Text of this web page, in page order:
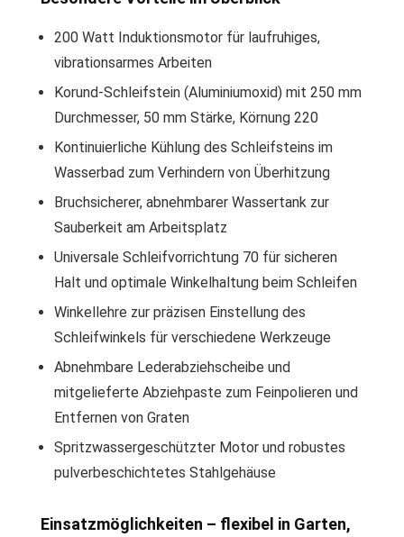
200 Watt Induktionsmotor für laufruhiges,
vibrationsarmes Arbeiten
Korund-Schleifstein (Aluminiumoxid) mit 250 mm
Durchmesser, 50 mm Stärke, Körnung 220
Kontinuierliche Kühlung des Schleifsteins im
Wasserbad zum Verhindern von Überhitzung
Bruchsicherer, abnehmbarer Wassertank zur
Sauberkeit am Arbeitsplatz
Universale Schleifvorrichtung 70 für sicheren
Halt und optimale Winkelhaltung beim Schleifen
Winkellehre zur präzisen Einstellung des
Schleifwinkels für verschiedene Werkzeuge
Abnehmbare Lederabziehscheibe und
mitgelieferte Abziehpaste zum Feinpolieren und
Entfernen von Graten
Spritzwassergeschützter Motor und robustes
pulverbeschichtetes Stahlgehäuse
Einsatzmöglichkeiten – flexibel in Garten,